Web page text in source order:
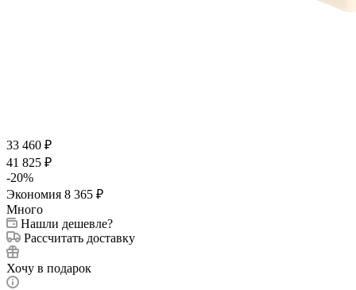
33 460 ₽
41 825 ₽
-20%
Экономия 8 365 ₽
Много
Нашли дешевле?
Рассчитать доставку
Хочу в подарок